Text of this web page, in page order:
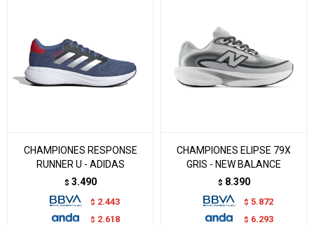
CHAMPIONES RESPONSE
RUNNER U - ADIDAS
$ 3.490
$ 2.443
$ 2.618
CHAMPIONES ELIPSE 79X
GRIS - NEW BALANCE
$ 8.390
$ 5.872
$ 6.293